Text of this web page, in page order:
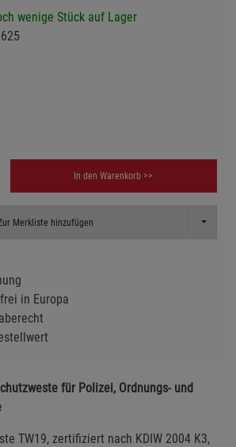
wenige Stück auf Lager
In den Warenkorb >>
Merkliste hinzufügen Toggle
in Europa
für Polizei, Ordnungs- und
TW19, zertifiziert nach KDIW 2004 K3,